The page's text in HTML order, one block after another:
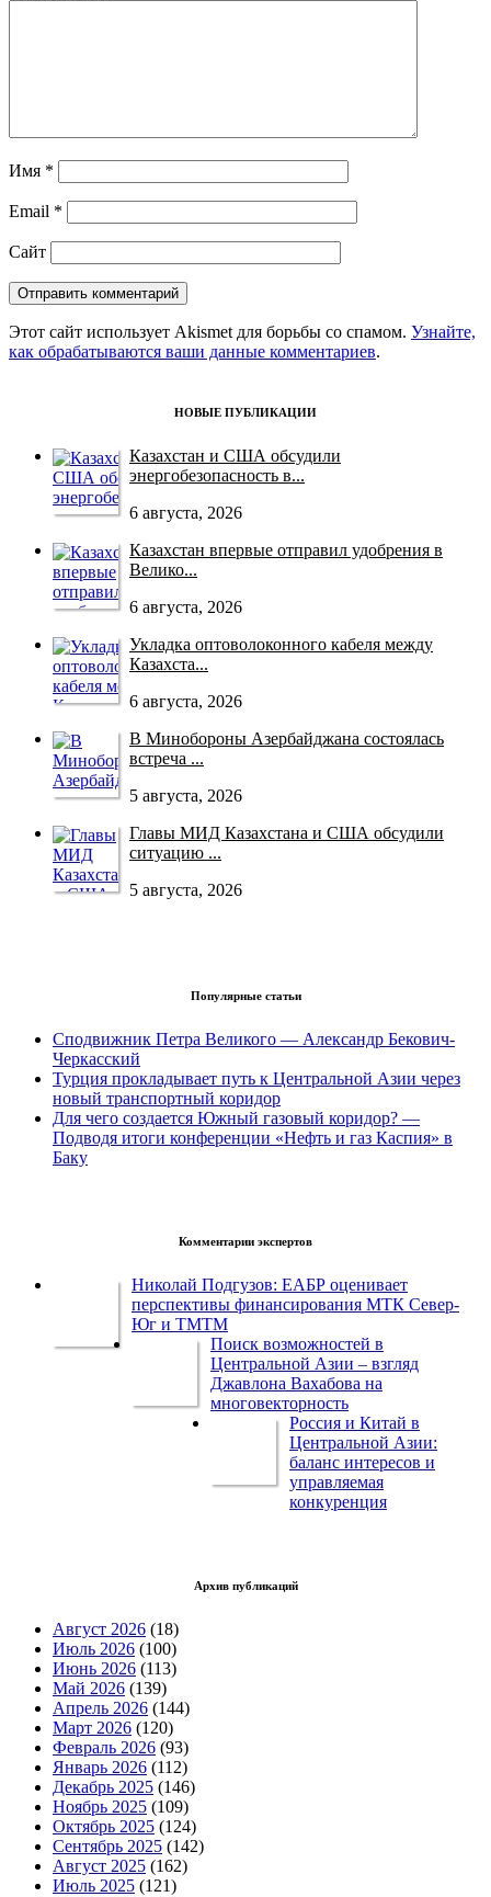
Имя *
Email *
Сайт
Этот сайт использует Akismet для борьбы со спамом. Узнайте,
как обрабатываются ваши данные комментариев.
НОВЫЕ ПУБЛИКАЦИИ
Казахстан и США обсудили
энергобезопасность в...
6 августа, 2026
Казахстан впервые отправил удобрения в
Велико...
6 августа, 2026
Укладка оптоволоконного кабеля между
Казахста...
6 августа, 2026
В Минобороны Азербайджана состоялась
встреча ...
5 августа, 2026
Главы МИД Казахстана и США обсудили
ситуацию ...
5 августа, 2026
Популярные статьи
Сподвижник Петра Великого — Александр Бекович-
Черкасский
Турция прокладывает путь к Центральной Азии через
новый транспортный коридор
Для чего создается Южный газовый коридор? —
Подводя итоги конференции «Нефть и газ Каспия» в
Баку
Комментарии экспертов
Николай Подгузов: ЕАБР оценивает
перспективы финансирования МТК Север-
Юг и ТМТМ
Поиск возможностей в
Центральной Азии – взгляд
Джавлона Вахабова на
многовекторность
Россия и Китай в
Центральной Азии:
баланс интересов и
управляемая
конкуренция
Архив публикаций
Август 2026 (18)
Июль 2026 (100)
Июнь 2026 (113)
Май 2026 (139)
Апрель 2026 (144)
Март 2026 (120)
Февраль 2026 (93)
Январь 2026 (112)
Декабрь 2025 (146)
Ноябрь 2025 (109)
Октябрь 2025 (124)
Сентябрь 2025 (142)
Август 2025 (162)
Июль 2025 (121)